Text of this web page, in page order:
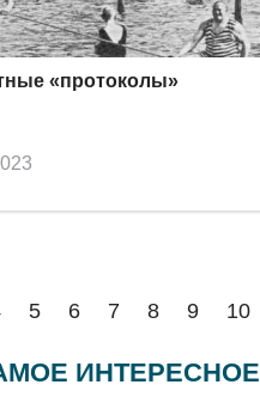
«протоколы»
5 6 7 8 9 10
ИНТЕРЕСНОЕ